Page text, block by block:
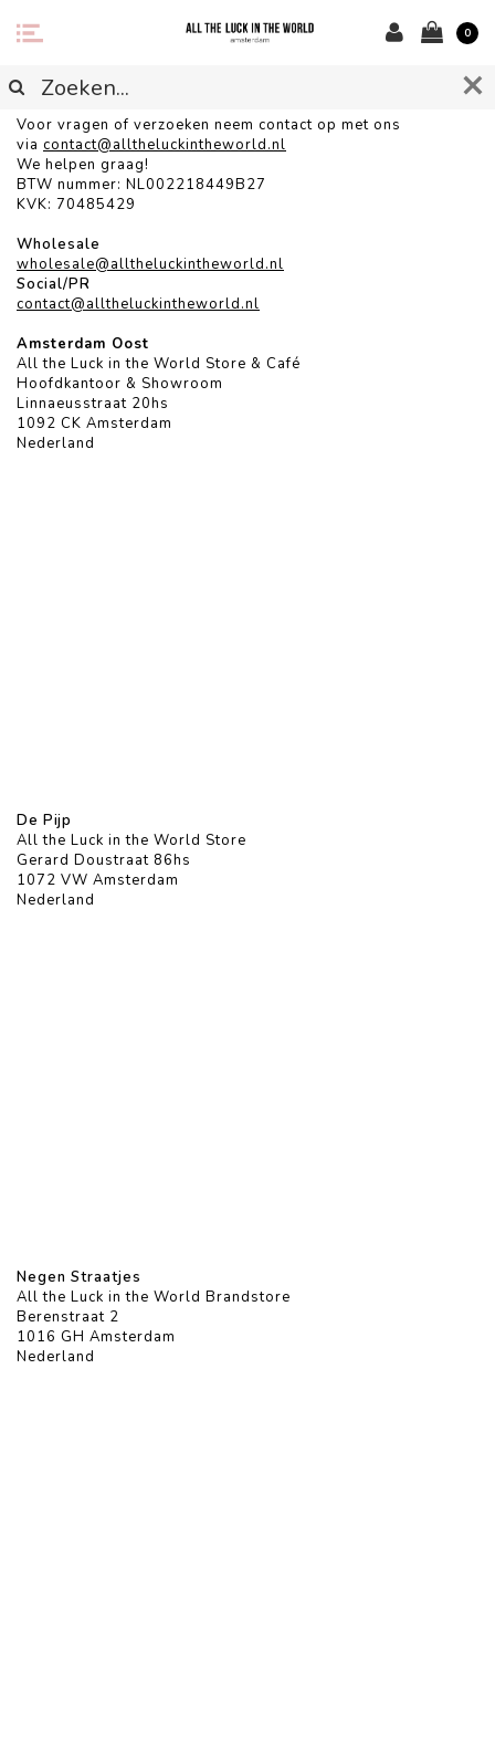
0
CONTACT
Voor vragen of verzoeken neem contact op met ons
via contact@alltheluckintheworld.nl
We helpen graag!
BTW nummer: NL002218449B27
KVK: 70485429
Wholesale
wholesale@alltheluckintheworld.nl
Social/PR
contact@alltheluckintheworld.nl
Amsterdam Oost
All the Luck in the World Store & Café
Hoofdkantoor & Showroom
Linnaeusstraat 20hs
1092 CK Amsterdam
Nederland
De Pijp
All the Luck in the World Store
Gerard Doustraat 86hs
1072 VW Amsterdam
Nederland
Negen Straatjes
All the Luck in the World Brandstore
Berenstraat 2
1016 GH Amsterdam
Nederland